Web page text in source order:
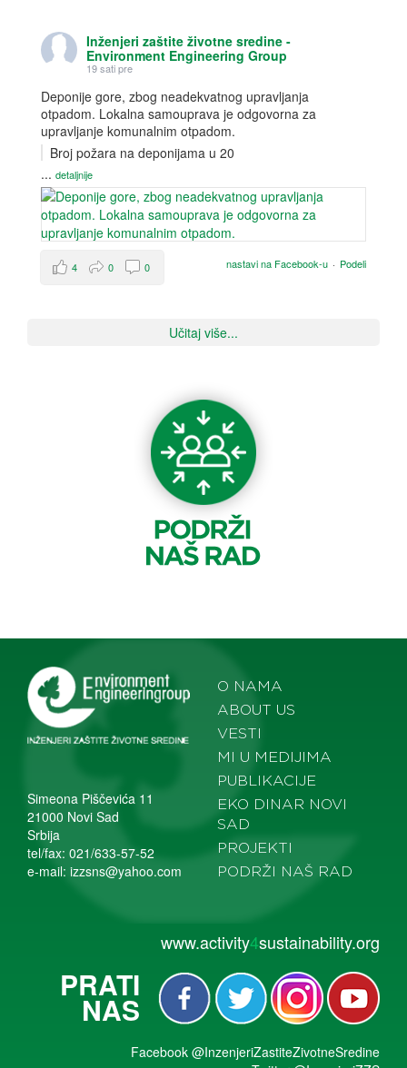
Inženjeri zaštite životne sredine -
Environment Engineering Group
19 sati pre
Deponije gore, zbog neadekvatnog upravljanja
otpadom. Lokalna samouprava je odgovorna za
upravljanje komunalnim otpadom.
Broj požara na deponijama u 20
... detaljnije
nastavi na Facebook-u · Podeli
4 0 0
Učitaj više...
Simeona Piščevića 11
21000 Novi Sad
Srbija
tel/fax: 021/633-57-52
e-mail: izzsns@yahoo.com
O NAMA
ABOUT US
VESTI
MI U MEDIJIMA
PUBLIKACIJE
EKO DINAR NOVI
SAD
PROJEKTI
PODRŽI NAŠ RAD
www.activity4sustainability.org
PRATI
NAS
Facebook @InzenjeriZastiteZivotneSredine